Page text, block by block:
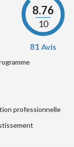
8.76
10
81 Avis
professionnelle